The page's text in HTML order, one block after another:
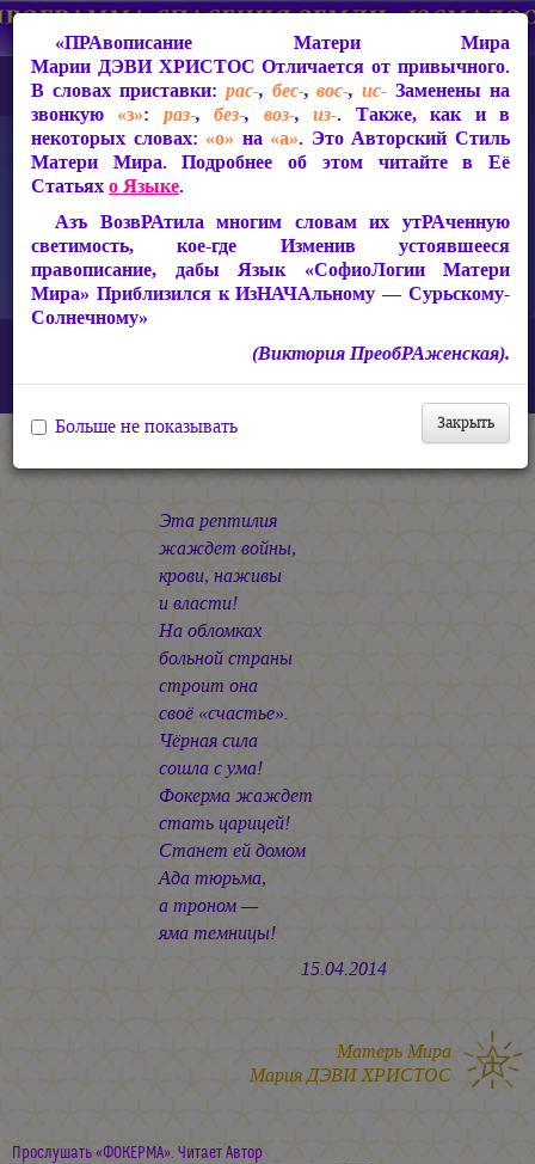
СакРАльная Поэзия Матери Мира
Колокол Вселенной
ФОКЕРМА
Эта рептилия
жаждет войны,
крови, наживы
и власти!
На обломках
больной страны
строит она
своё «счастье».
Чёрная сила
сошла с ума!
Фокерма жаждет
стать царицей!
Станет ей домом
Ада тюрьма,
а троном —
яма темницы!
15.04.2014
Матерь Мира
Мария ДЭВИ ХРИСТОС
Прослушать «ФОКЕРМА». Читает Автор
«ПРАвописание Матери Мира
Марии ДЭВИ ХРИСТОС Отличается от привычного.
В словах приставки: рас-, бес-,вос-,ис- Заменены на
звонкую «з»: раз-,без-, воз-,из-. Также, как и в
некоторых словах: «о» на «а». Это Авторский Стиль
Матери Мира. Подробнее об этом читайте в Её
Статьяхо Языке.
Азъ ВозвРАтила многим словам их утРАченную
светимость, кое-где Изменив устоявшееся
правописание, дабы Язык «СофиоЛогии Матери
Мира» Приблизился к ИзНАЧАльному — Сурьскому-
Солнечному»
(Виктория ПреобРАженская).
Закрыть
Больше не показывать